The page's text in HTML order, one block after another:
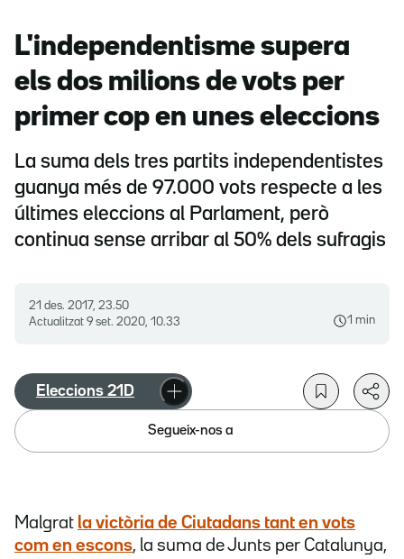
L'independentisme supera
els dos milions de vots per
primer cop en unes eleccions
La suma dels tres partits independentistes
guanya més de 97.000 vots respecte a les
últimes eleccions al Parlament, però
continua sense arribar al 50% dels sufragis
21 des. 2017, 23.50
Actualitzat 9 set. 2020, 10.33 1 min
Eleccions 21D
Segueix-nos a
Malgrat la victòria de Ciutadans tant en vots
com en escons, la suma de Junts per Catalunya,